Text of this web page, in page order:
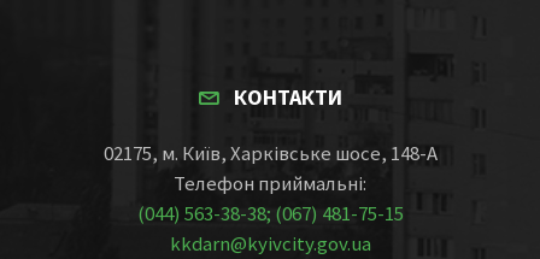
КОНТАКТИ
02175, м. Київ, Харківське шосе, 148-А
Телефон приймальні:
(044) 563-38-38; (067) 481-75-15
kkdarn@kyivcity.gov.ua